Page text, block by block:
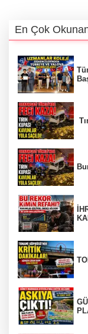
En Çok